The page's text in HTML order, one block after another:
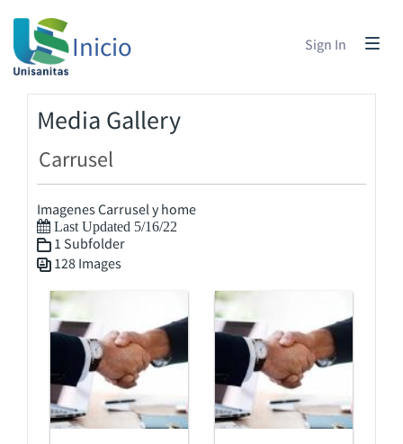
Inicio Sign In
Media Gallery
Carrusel
Imagenes Carrusel y home
Last Updated 5/16/22
1 Subfolder
128 Images